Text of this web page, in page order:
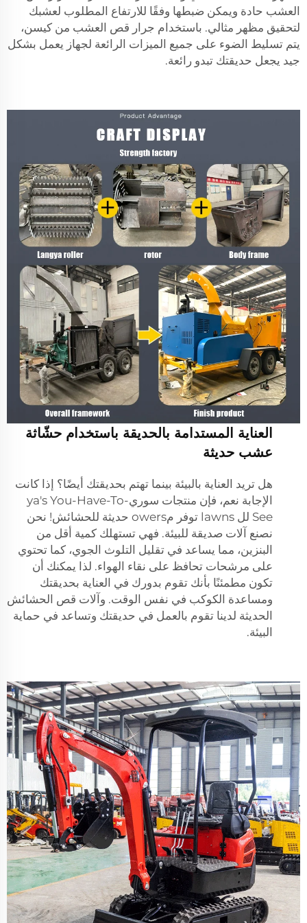
العشب حادة ويمكن ضبطها وفقًا للارتفاع المطلوب لعشبك
لتحقيق مظهر مثالي. باستخدام جرار قص العشب من كيسن،
يتم تسليط الضوء على جميع الميزات الرائعة لجهاز يعمل بشكل
جيد يجعل حديقتك تبدو رائعة.
العناية المستدامة بالحديقة باستخدام حشّاثة
عشب حديثة
هل تريد العناية بالبيئة بينما تهتم بحديقتك أيضًا؟ إذا كانت
الإجابة نعم، فإن منتجات سوريya's You-Have-To-
See لل lawns توفر مowers حديثة للحشائش! نحن
نصنع آلات صديقة للبيئة. فهي تستهلك كمية أقل من
البنزين، مما يساعد في تقليل التلوث الجوي، كما تحتوي
على مرشحات تحافظ على نقاء الهواء. لذا يمكنك أن
تكون مطمئنًا بأنك تقوم بدورك في العناية بحديقتك
ومساعدة الكوكب في نفس الوقت. وآلات قص الحشائش
الحديثة لدينا تقوم بالعمل في حديقتك وتساعد في حماية
البيئة.